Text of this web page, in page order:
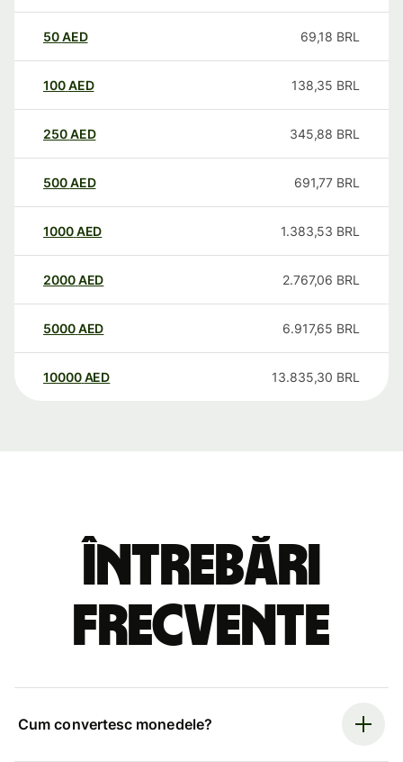
50AED 69,18 BRL
100AED 138,35 BRL
250AED 345,88 BRL
500AED 691,77 BRL
1000AED 1.383,53 BRL
2000AED 2.767,06 BRL
5000AED 6.917,65 BRL
10000 AED 13.835,30 BRL
Întrebări
frecvente
Cum convertesc monedele?